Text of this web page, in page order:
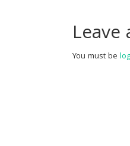
Leave
You must be